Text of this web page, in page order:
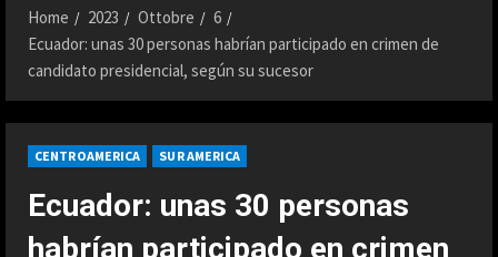
Home 2023 Ottobre
6
Ecuador: unas 30 personas habrían participado en crimen de
candidato presidencial, según su sucesor
CENTROAMERICA SUR AMERICA
Ecuador: unas 30 personas
habrían participado en crimen